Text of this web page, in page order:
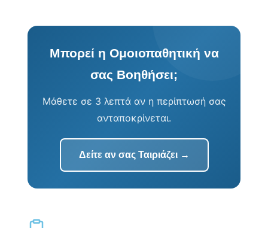
Μπορεί η Ομοιοπαθητική να
σας Βοηθήσει;
Μάθετε σε 3 λεπτά αν η περίπτωσή σας
ανταποκρίνεται.
Δείτε αν σας Ταιριάζει →